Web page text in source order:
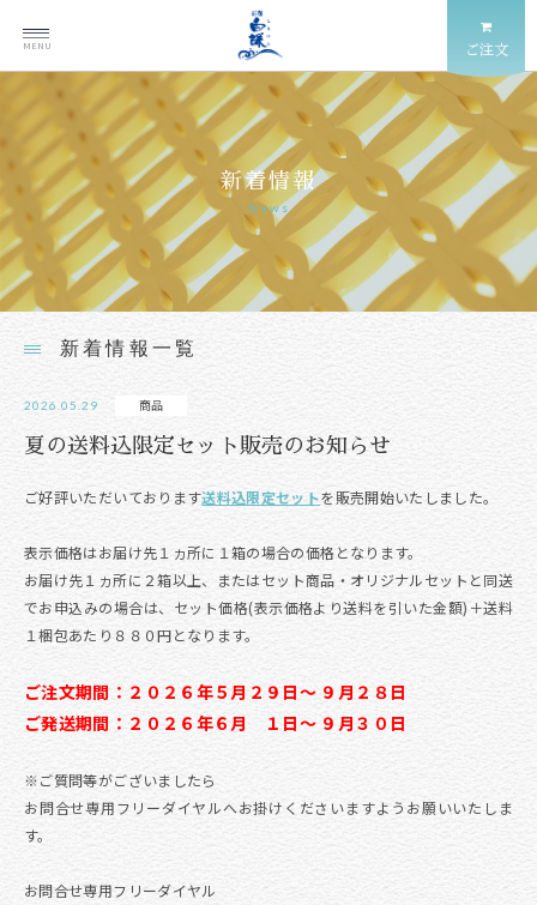
MENU ご注文
新着情報
News
新着情報一覧
2026.05.29 商品
夏の送料込限定セット販売のお知らせ
ご好評いただいております送料込限定セットを販売開始いたしました。
表示価格はお届け先１ヵ所に１箱の場合の価格となります。
お届け先１ヵ所に２箱以上、またはセット商品・オリジナルセットと同送
でお申込みの場合は、セット価格(表示価格より送料を引いた金額)＋送料
１梱包あたり８８０円となります。
ご注文期間：２０２６年５月２９日～ ９月２８日
ご発送期間：２０２６年６月 １日～ ９月３０日
※ご質問等がございましたら
お問合せ専用フリーダイヤルへお掛けくださいますようお願いいたしま
す。
お問合せ専用フリーダイヤル